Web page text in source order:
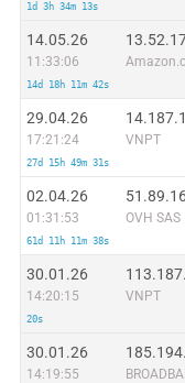
1d 3h 34m 13s
14.05.26
11:33:06
14d 18h 11m 42s
29.04.26
17:21:24
27d 15h 49m 31s
VNPT
02.04.26
01:31:53
61d 11h 11m 38s
OVH SAS
30.01.26
14:20:15
20s
VNPT
30.01.26
14:19:55